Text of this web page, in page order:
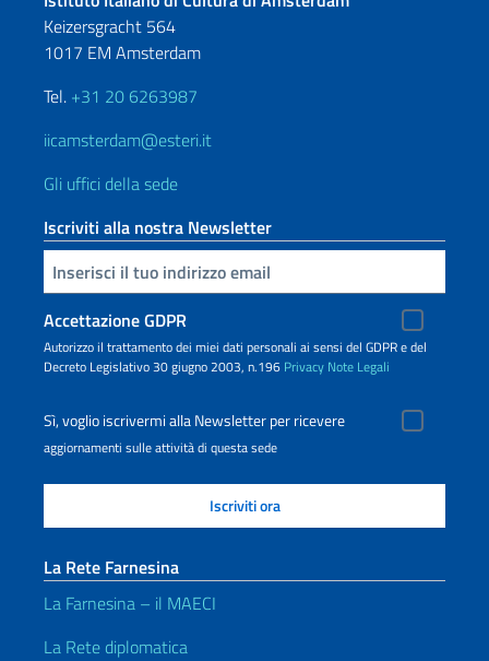
Keizersgracht 564
1017 EM Amsterdam
Tel. +31 20 6263987
iicamsterdam@esteri.it
Gli uffici della sede
Iscriviti alla nostra Newsletter
Inserisci la tua email
Accettazione GDPR
Autorizzo il trattamento dei miei dati personali ai sensi del GDPR e del
Decreto Legislativo 30 giugno 2003, n.196 Privacy Note Legali
Sì, voglio iscrivermi alla Newsletter per ricevere
aggiornamenti sulle attività di questa sede
La Rete Farnesina
La Farnesina – il MAECI
La Rete diplomatica